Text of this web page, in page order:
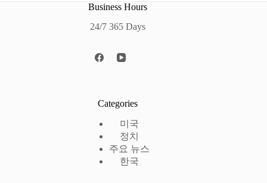
Business Hours
24/7 365 Days
Categories
미국
정치
주요 뉴스
한국